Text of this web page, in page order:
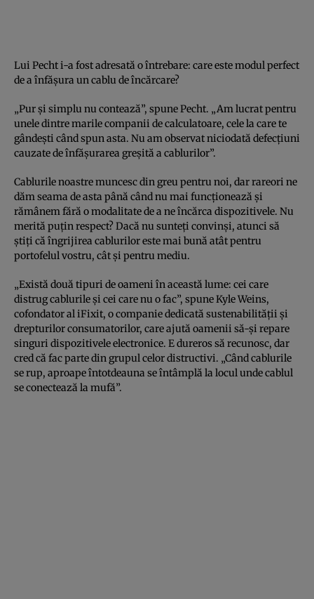
Lui Pecht i-a fost adresată o întrebare: care este modul perfect
de a înfășura un cablu de încărcare?
„Pur și simplu nu contează”, spune Pecht. „Am lucrat pentru
unele dintre marile companii de calculatoare, cele la care te
gândești când spun asta. Nu am observat niciodată defecțiuni
cauzate de înfășurarea greșită a cablurilor”.
Cablurile noastre muncesc din greu pentru noi, dar rareori ne
dăm seama de asta până când nu mai funcționează și
rămânem fără o modalitate de a ne încărca dispozitivele. Nu
merită puțin respect? Dacă nu sunteți convinși, atunci să
știți că îngrijirea cablurilor este mai bună atât pentru
portofelul vostru, cât și pentru mediu.
„Există două tipuri de oameni în această lume: cei care
distrug cablurile și cei care nu o fac”, spune Kyle Weins,
cofondator al iFixit, o companie dedicată sustenabilității și
drepturilor consumatorilor, care ajută oamenii să-și repare
singuri dispozitivele electronice. E dureros să recunosc, dar
cred că fac parte din grupul celor distructivi. „Când cablurile
se rup, aproape întotdeauna se întâmplă la locul unde cablul
se conectează la mufă”.